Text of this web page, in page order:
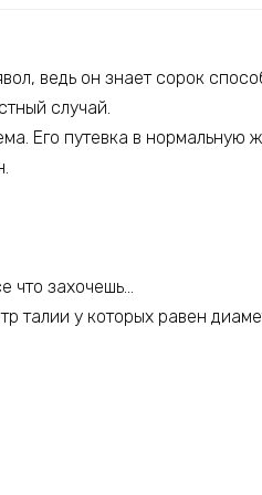
ведь он знает сорок
случай.
Его путевка в нормальную
что захочешь…
у которых равен